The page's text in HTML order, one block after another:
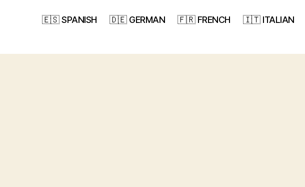
🇪🇸 SPANISH 🇩🇪 GERMAN 🇫🇷 FRENCH 🇮🇹 ITALIAN